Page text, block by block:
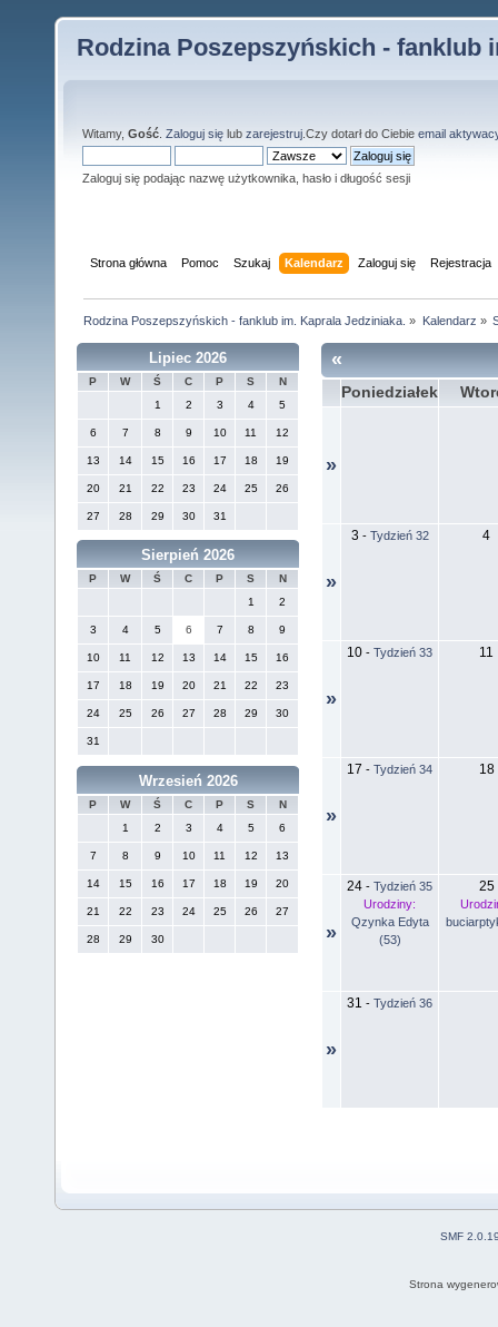
Rodzina Poszepszyńskich - fanklub
Witamy, Gość Zaloguj się lub zarejestruj .Czy dotarł do Ciebie email
Zaloguj się podając nazwę użytkownika, hasło i długość sesji
Strona główna Pomoc Szukaj Kalendarz Zaloguj się Rejestracja
Rodzina Poszepszyńskich - fanklub im. Kaprala Jedziniaka. » Kalendarz »
Lipiec 2026
P W Ś C P S
N
1
2 3 4 5
6 7 8 9 10 11 12
13 14 15 16 17 18 19
20 21 22 23 24 25 26
27 28 29 30 31
Sierpień 2026
P W Ś C P S
N
1
2
3 4 5 6 7 8 9
10 11 12 13 14 15 16
17 18 19 20 21 22 23
24 25 26 27 28 29 30
31
Wrzesień 2026
P W Ś C P S
N
1
2 3 4 5 6
7 8 9 10 11 12 13
14 15 16 17 18 19 20
21 22 23 24 25 26 27
28 29 30
«
Poniedziałek
»
»
3 - Tydzień 32 4
»
10 - Tydzień 33 11
»
17 - Tydzień 34 18
»
24 - Tydzień 35
Urodziny:
Qzynka Edyta
(53)
25
»
31 - Tydzień 36
SMF
Strona